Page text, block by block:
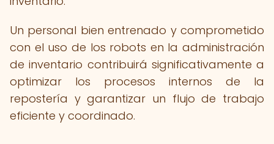
Un personal bien entrenado y comprometido
con el uso de los robots en la administración
de inventario contribuirá significativamente a
optimizar los procesos internos de la
repostería y garantizar un flujo de trabajo
eficiente y coordinado.